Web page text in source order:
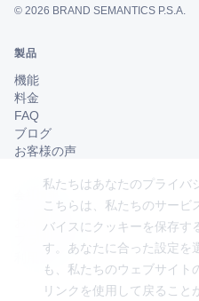
© 2026 BRAND SEMANTICS P.S.A.
製品
機能
料金
FAQ
ブログ
お客様の声
お問い合わせ
プライバシーポリシー
利用規約
私たちはあなたのプライバ
こちらは、私たちのサービ
バイスにクッキーを保存す
す。あなたに合った設定を
も、私たちのウェブサイト
リンクを使用して戻ること